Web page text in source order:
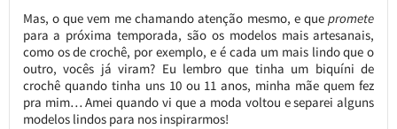
Mas, o que vem me chamando atenção mesmo, e quepromete
para a próxima temporada, são os modelos mais artesanais,
como os de crochê, por exemplo, e é cada um mais lindo que o
outro, vocês já viram? Eu lembro que tinha um biquíni de
crochê quando tinha uns 10 ou 11 anos, minha mãe quem fez
pra mim… Amei quando vi que a moda voltou e separei alguns
modelos lindos para nos inspirarmos!